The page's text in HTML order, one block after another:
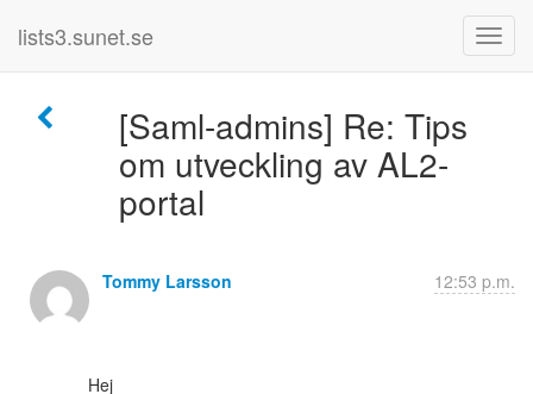
lists3.sunet.se
[Saml-admins] Re: Tips
om utveckling av AL2-
portal
Tommy Larsson 12:53 p.m.